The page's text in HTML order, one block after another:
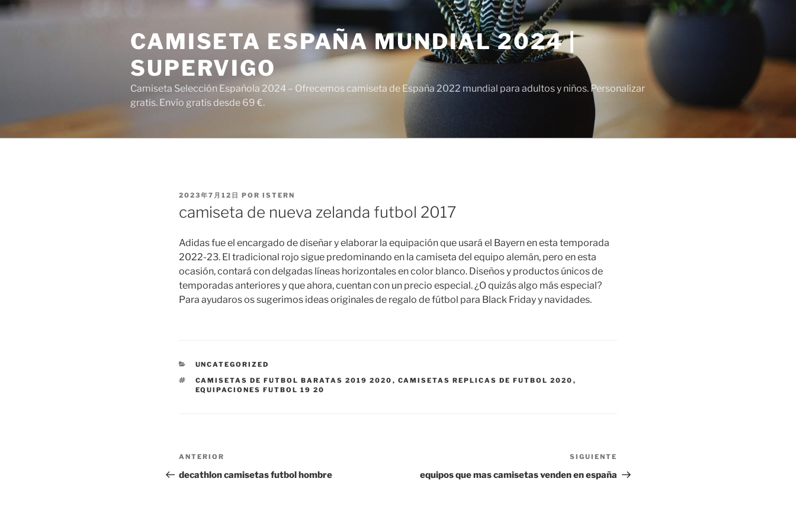
Saltar
al
CAMISETA ESPAÑA MUNDIAL 2024 |
SUPERVIGO
Camiseta Selección Española 2024 – Ofrecemos camiseta de España 2022 mundial para adultos y niños. Personalizar
gratis. Envío gratis desde 69 €.
PUBLICADO
2023年7月12日 POR ISTERN
camiseta de nueva zelanda futbol 2017
Adidas fue el encargado de diseñar y elaborar la equipación que usará el Bayern en esta temporada
2022-23. El tradicional rojo sigue predominando en la camiseta del equipo alemán, pero en esta
ocasión, contará con delgadas líneas horizontales en color blanco. Diseños y productos únicos de
temporadas anteriores y que ahora, cuentan con un precio especial. ¿O quizás algo más especial?
Para ayudaros os sugerimos ideas originales de regalo de fútbol para Black Friday y navidades.
CATEGORÍAS
UNCATEGORIZED
ETIQUETAS
CAMISETAS DE FUTBOL BARATAS 2019 2020 , CAMISETAS REPLICAS DE FUTBOL 2020 ,
EQUIPACIONES FUTBOL 19 20
Navegación
de
Entrada
anterior:
ANTERIOR
decathlon camisetas futbol hombre
entrada
SIGUIENTE
equipos que mas camisetas venden en españa